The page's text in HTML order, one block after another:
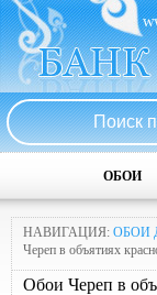
ОБОИ
НАВИГАЦИЯ: ОБОИ
Череп в объятиях
Обои Череп в